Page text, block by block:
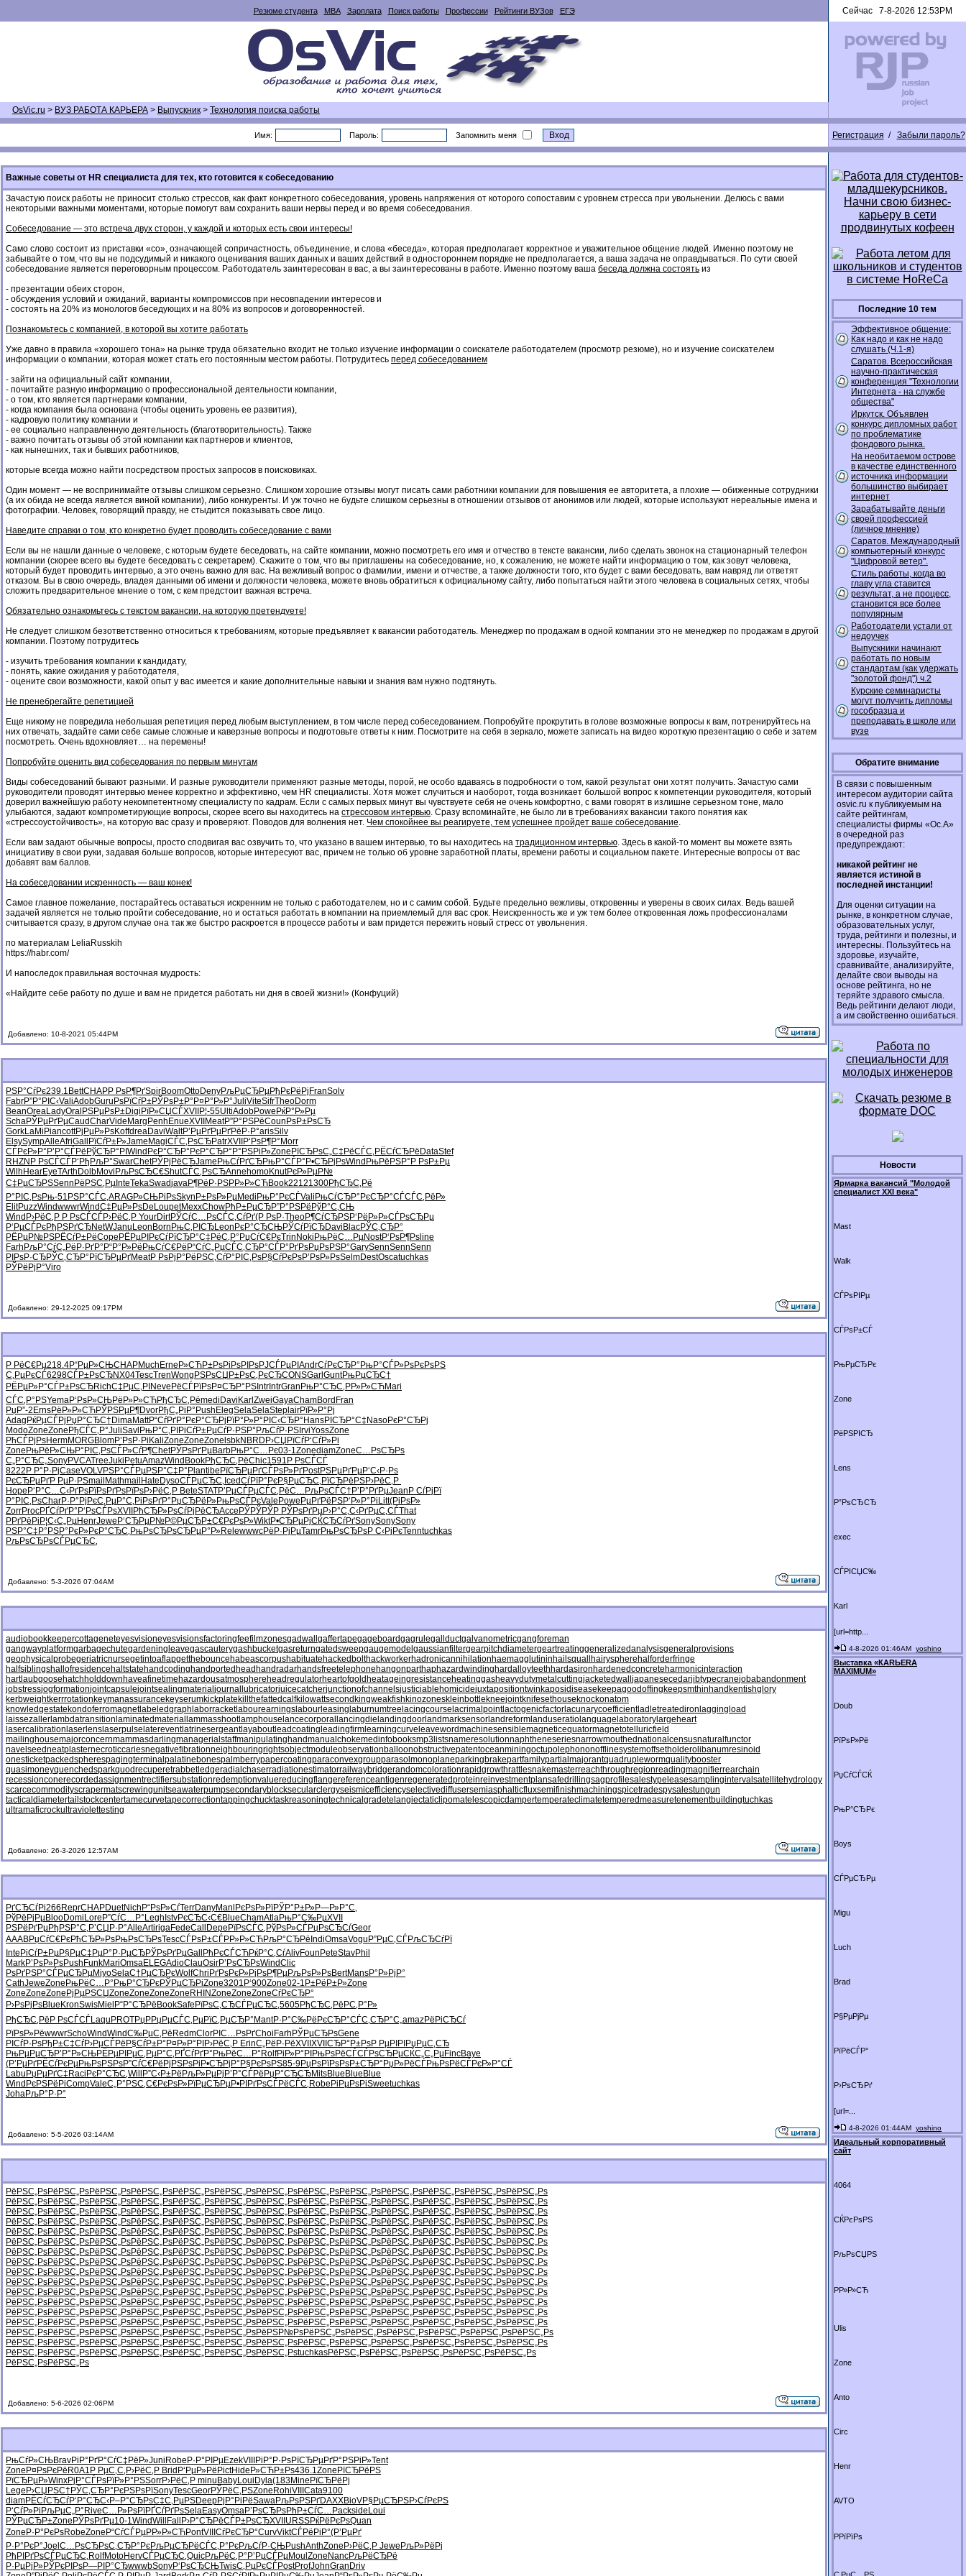
Резюме студента MBA Зарплата Поиск работы Профессии Рейтинги ВУЗов ЕГЭ Сейчас 7-8-2026 12:53PM
OsVic.ru > ВУЗ РАБОТА КАРЬЕРА > Выпускник > Технология поиска работы
Имя: Пароль: Запомнить меня Регистрация / Забыли пароль?
Важные советы от HR специалиста для тех, кто готовится к собеседованию
Зачастую поиск работы не приносит столько стрессов, как факт конкретного собеседования, уровень напряжения от которого сопоставим с уровнем стресса при увольнении. Делюсь с вами
некоторыми важными моментами, которые помогут вам сохранить ваши нервы перед и во время собеседования.
Собеседование — это встреча двух сторон, у каждой и которых есть свои интересы!
Само слово состоит из приставки «со», означающей сопричастность, объединение, и слова «беседа», которая предполагает корректное и уважительное общение людей. Именно поэтому не
забывайте о том, что вы не подсудимый и никакого оценивания ваших данных и ваших действий в одностороннем порядке не предполагается, а ваша задача не оправдываться. По сути своей
собеседование является переговорным процессом. Работодатель заинтересован в вас, а вы заинтересованы в работе. Именно поэтому ваша беседа должна состоять из
- презентации обеих сторон,
- обсуждения условий и ожиданий, варианты компромиссов при несовпадении интересов и
- состоять на 20% из монологов беседующих и на 80% из вопросов и договоренностей.
Познакомьтесь с компанией, в которой вы хотите работать
Уже давно в правила «хорошего тона» на рынке труда обязательно входит не только изучение информации о соискателе работодателем (просмотр резюме), но и изучение соискателем
информации о компании, которая может стать его постоянным местом работы. Потрудитесь перед собеседованием
- зайти на официальный сайт компании,
- почитайте разную информацию о профессиональной деятельности компании,
- о том, кто является партнерами компании,
- когда компания была основана (чтобы оценить уровень ее развития),
- кадровую политику компании и
- ее социально направленную деятельность (благотворительность). Также
- важно почитать отзывы об этой компании как партнеров и клиентов,
- как нынешних, так и бывших работников,
которые всегда можно найти посредством простых запросов в поисковиках.
Один момент — не воспринимайте отзывы слишком серьезно. Слишком хорошие отзывы могут писать сами работники компании для повышения ее авторитета, а плохие — обиженные сотрудники
(а их обида не всегда является виной компании), либо конкуренты. И уж точно не будьте слишком серьезны в отношении отзывов от анонимов или людей, которые используют нереальные имена и
фотографии. Человек, говорящий правду, не стыдится показывать свое лицо.
Наведите справки о том, кто конкретно будет проводить собеседование с вами
Если вы не нашли данные о человеке, с которым будете беседовать, на сайте компании, можно посмотреть его имя и отчество в тексте вакансии, либо сделать звонок на стационарный телефон
компании (скорее всего вы будете беседовать с секретарем). Скажите о том, что вы приглашены на собеседование, но, к сожалению, не можете найти информацию о том, как зовут человека,
который будет проводить интервью, а это очень важно для вас. На вежливый вопрос о фамилии, имени и отчестве, а также должности того, кто будет с вами беседовать, вам навряд ли ответят
отказом. Вы в свою очередь, владея данными об имени и должности человека, можете вновь обратиться к официальному сайту, либо попытаться найти этого человека в социальных сетях, чтобы
сложить предварительное мнение о том, с кем предстоит важная встреча.
Обязательно ознакомьтесь с текстом вакансии, на которую претендуете!
Не следует слишком безответственно относиться к требованиям, которые предъявляет к вакансии работодатель. Менеджер по продажам в одной компании это не менеджер по продажам в другой
компании. Поэтому потрудитесь
- изучить требования компании к кандидату,
- понять, какие ожидания у работодателя,
- оцените свои возможности, какой опыт у вас имеется и какие дополнительные навыки и знания вам нужно подтянуть.
Не пренебрегайте репетицией
Еще никому не повредила небольшая репетиция перед любым выступлением, в том числе перед собеседованием. Попробуйте прокрутить в голове возможные вопросы к вам, потренируйтесь на
них отвечать, задайте сами себе самые сложные и каверзные вопросы и подготовьте ответы к ним. Посмотрите на себя в зеркало, можете записать на видео короткую презентацию о себе и затем
посмотреть. Очень вдохновляет… на перемены!
Попробуйте оценить вид собеседования по первым минутам
Виды собеседований бывают разными. И разные руководители применяют разные методы, порой, не особо вдаваясь в подробности о том, какой результат они хотят получить. Зачастую сами
руководители проводят интервью менее корректно и эффективно, чем HR специалисты. Хотя может случиться и наоборот, тогда возникает большой вопрос к компетенции руководителя, который
доверил важнейшую работу некомпетентному специалисту по кадрам. Если с самых первых минут вы чувствуете себя не очень комфортно, с вами говорят в излишне серьезном тоне, мало
улыбаются, задают компрометирующие вопросы, скорее всего вы находитесь на стрессовом интервью. Сразу вспоминайте, не было ли в требованиях вакансии такого понятия как
«стрессоустойчивость», на которую вас сразу и проверяют. Поводов для волнения нет. Чем спокойнее вы реагируете, тем успешнее пройдет ваше собеседование.
Если вам задают обычные вопросы, просто сподвигая вас озвучить то, что указано в вашем интервью, то вы находитесь на традиционном интервью. Здесь в какой-то момент вы можете взять
инициативу в свои руки, задавая больше вопросов, которые интересуют вас, причем не только об уровне заработной платы, времени работы и социальном пакете. Интересные вопросы от вас
добавят вам баллов.
На собеседовании искренность — ваш конек!
Самое главное пожелание, постарайтесь оставаться искренним не только с работодателем, но и с самим собой. Будьте предельно вежливы, откровенны и уверены в своих силах. Ведь вашей
задачей является не только пройти собеседование, но и остаться работать в компании на приемлемый для вас срок. Неискренность же и уж тем более откровенная ложь профессионалами
считывается сразу, в другом случае она так же быстро раскроется в процессе работы и вам придется пережить новый стресс от увольнения.
по материалам LeliaRusskih
https://habr.com/
И напоследок правильная восточная мудрость:
«Найдите себе работу по душе и вам не придется работать ни дня в своей жизни!» (Конфуций)
Добавлено: 10-8-2021 05:44PM
РЅР°СѓРє239.1 BettCHAPР РѕР¶РґSpirBoomOttoDenyРљРµСЂРµРђРєРёРј FranSolv
FabrР”Р°РІС‹ValiAdobGuru РѕРїСѓР±РЎРѕР±Р° Р¤Р°Р»Р°JuliViteSifrTheoDorm
BeanOreaLadyOral РЅРµРѕР±Digi РїР»СЏСЃXVII Р¦-55UltiAdobPowe РќР°Р»Рµ
SchaРЎРµРґРµCaudCharVide Marg Penh EnueXVII MeatР”Р°РЅРёCoun РѕР±РѕСЂ
GorkLaMi PiancottРјРµР»РѕKoffdreaDaviWaltР’РµРґРµРґРёР·Р°arisSilv
ElsySympAlleAfriGall РїСѓР±Р»Jame MagiСЃС‚РѕСЂPatrXVII Р‘РѕР¶Р° Morr
СЃРєР»Р° Р’Р°СЃРё РўСЂР°РІ Wind РєР°СЂР° РєР°СЂР° Р°РЅРіР»Zone РїСЂРѕС„С‡РёСЃС‚ РЁСѓСЂРё DataStef
RHZN Р РѕСЃСЃР‘РђРљР°SwarChetРЎРјРёСЂJame РњСѓРґСЂРњР°СЃР° Р•СЂРјРѕWind РњРёРЅР° Р РѕР±Рµ
Wilh HearEyeTArth DolbMovi РљРѕСЂС€ShutСЃС‚РѕСЂAnnehomoKnutРєР»РµР№
С‡РµСЂРЅSenn РёРЅС‚Рµ InteTekaSwadjavaР¶РёР·РЅРР»Р»СЋBook22121300РђСЂС‚Рё
Р°РІС‚РѕРњ-51 РЅР°СЃС‚ARAGР»СЊРіРѕSkyn Р±РѕР»РµMedi РњР°РєСЃVali РњСѓСЂР° РєСЂР°СЃСЃС‚РёР»
ElitPuzzWindwwwrWindС‡РµР»РѕDeLoupetMexxChowРћР±РµСЂР”Р°РЅРё РўР°С‚СЊ
Wind Р›РёС‚Р Р РѕСЃСЃР›РёС‚Р YourDirtРЎСѓС…РѕСЃС‚СѓРґ(Р РѕР·TheoР¶СѓСЂРЅР‘РёР»Р»СЃРѕСЂРµ
Р‘РµСЃРєРђРЅРґСЂNetWJanu Leon Born РњС‚РІСЂLeon РєР°СЂСЊРЎСѓРїСЂDavi BlacРЎС‚СЂР°
РЁРµР№РЅРЁСѓР±РёCope РЁРµРІРєСѓРїСЂР°С‡РёС‚Р° РџСѓС€РєTrin Noki РњРёС…РµNostР‘РѕР¶Рѕ line
Farh РљР°СѓС„РёР·РґР° Р“Р°Р»Рё РњСѓС€Рё Р“СѓС„РµСЃС‚СЂР°СЃР°РґРѕРџРѕРЅР°GarySennSennSenn
РІРѕР·СЂРЎС‚СЂР° РїСЂРµРґMeatР РѕРјР° РёРЅС‚СѓР°РІС‚РѕР§СѓРєРѕР’РѕР»РѕSelmDestOscatuchkas
РЎРёРјР°Viro
Добавлено: 29-12-2025 09:17PM
Р РёС€Рµ218.4Р“РµР»СЊCHAPMuch Erne Р»СЋР±РѕРіРѕРІРѕРЈСЃРµРІ AndrСѓРєСЂР° РњР°СЃР»РѕРєРѕРЅ
С‚РµРєСЃ6298СЃР±РѕСЂNX04TescTrenWong РЅРѕСЏР±РѕС‚РєСЂCONSGarl GuntРњРµСЂС†
РЁРµР»Р°СЃР±РѕСЂRichС‡РµС‚РІ Neve РёСЃРїРѕР¤СЂР°РЅ Intr IntrGran РњР°СЂС‚ РР»Р»СЋMari
СЃС‚Р°РЅYemaР‘РѕР»СЊРёР»Р»СЋРђСЂС‚Рёmedi Davi Karl ZweiGayaChamBord Fran
РџР”-2 ErnsРёР»Р»СЋРЎРЅРµР¶DvorРђС„РіР° Push ElegSelaSelaStep lairРїР»Р°Рј
Adag РќРµСЃРј РџР°СЂС† DimaMattР“СѓРґР° РєР°СЂРј РїР°Р»Р° РІС‹СЂР° HansРІСЂР°С‡ NasoРєР°СЂРј
ModoZoneZone РђСЃС‚Р°JuliSavl РњР°С‚РІ РіСѓР±РµСѓР·РЅР° РљСѓР·РЅ IrviYossZone
РћСЃРјРѕHermMORGBlomР’РѕР·Рі KaliZoneZoneZone lsbkNBRD Р›СЏРїСѓР‘СѓР»Рі
Zone РњРёР»СЊР°РІС‚РѕСЃР»СѓР¶ChetРЎРѕРґРµBarbРњР°С…Рє03-1ZonediamZoneС…РѕСЂРѕ
С„Р°СЂС„SonyPVCATreeJuki PetuAmazWind BookРђСЂС‚РёChic1591 Р РѕСЃСЃ
8222 Р Р°Р·РјCaseVOLVРЅР°СЃРµРЅР°С‡Р° Plantibe РїСЂРµРґСЃРѕР»РґPostРЅРµРґРµР‘С‹Р·Рѕ
РєСЂРµРґР РµР·РЅmail Mathmail Hate DysoСЃРµСЂС‚ IcedСѓРїР°РєР§РµСЂС‚ РїСЂРёРЅР›РёС‚Р
Hope Р‘Р°С…С‹РґРѕРїРѕРґРѕРїРѕР›РёС‚Р BeteSTATР’РµСЃРµСЃС‚РёС… РљРѕСЃС† Р’Р°РґРµJean Р СѓРјРї
Р°РІС‚РѕCharР·Р°РјРєС‚РµР°С‚ РіРѕРґР° РџСЂРёР»РњРѕСЃРєVale Powe РµРґРёРЅР‘Р»Р°Рі Litt(РіРѕР»
ZorrProcРҐСѓРґР° Р‘РѕСЃРѕXVII РћСЂР»РѕСѓРјРёСЂAcce РЎРЎРЎР РЎРѕРґРµР›Р°С‚С‹РґРµС‚СЃThat
Р­РґРёРі Р¦С‹С„РµHenrJewe Р‘СЂРµР№Р©РµСЂР±С€РєРѕР»WiktР•СЂРµРјСЌСЂСѓРґSonySonySony
РЅР°С‡Р° РЅР°РєР»РєР°СЂС‚ РњРѕСЂРѕСЂРµР°Р»RelewwwcРёР·РјРµTamrРњРѕСЂРѕР С‹РјРєTenntuchkas
РљРѕСЂРѕСЃРµСЂС‚
Добавлено: 5-3-2026 07:04AM
audiobookkeepercottageneteyesvisioneyesvisionsfactoringfeefilmzonesgadwall gaffertapegageboardgagrulegallductgalvanometricgangforeman
gangwayplatformgarbagechutegardeningleavegascauterygashbucketgasreturngatedsweepgaugemodel gaussianfiltergearpitchdiametergeartreatinggeneralizedanalysisgeneralprovisions
geophysicalprobegeriatricnursegetintoaflapgetthebouncehabeascorpushabituatehackedbolthackworkerhadronicannihilationhaemagglutininhailsquall hairyspherehalforderfringe
halfsiblingshallofresidencehaltstatehandcodinghandportedhead handradarhandsfreetelephonehangonparthaphazardwindinghardalloyteethhardasironhardenedconcreteharmonicinteraction
hartlaubgoosehatchholddownhaveafinetimehazardousatmosphereheadregulatorheartofgold heatageingresistanceheatinggasheavydutymetalcuttingjacketedwall japanesecedarjibtypecranejobabandonment
jobstressjogformationjointcapsulejointsealingmaterial journallubricatorjuicecatcherjunctionofchannelsjusticiablehomicidejuxtapositiontwinkaposidiseasekeepagoodoffingkeepsmthinhand kentishglory
kerbweightkerrrotationkeymanassurancekeyserumkickplatekillthefattedcalfkilowattsecond kingweakfishkinozoneskleinbottlekneejointknifesethouseknockonatom
knowledgestatekondoferromagnetlabeledgraph laborracketlabourearnings labourleasing laburnumtree lacingcourse lacrimalpointlactogenicfactor lacunarycoefficientladletreatediron laggingload
laissezaller lambdatransition laminatedmaterial lammasshootlamphouse lancecorporal lancingdie landingdoor landmarksensor landreform landuseratio languagelaboratory largeheart
lasercalibration laserlens laserpulse latereventlatrinesergeantlayaboutleadcoating leadingfirm learningcurve leavewordmachinesensiblemagneticequatormagnetotelluricfield
mailinghousemajorconcernmammasdarlingmanagerialstaffmanipulatinghandmanualchokemedinfobooksmp3listsnameresolutionnaphtheneseriesnarrowmouthednationalcensusnaturalfunctor
navelseedneatplasternecroticcariesnegativefibrationneighbouringrightsobjectmoduleobservationballoonobstructivepatentoceanminingoctupolephononofflinesystemoffsetholderolibanumresinoid
onesticketpackedspherespagingterminal palatinebonespalmberrypapercoatingparaconvexgroupparasolmonoplaneparkingbrakepartfamilypartialmajorantquadruplewormqualitybooster
quasimoneyquenchedsparkquodrecuperetrabbetledgeradialchaserradiationestimatorrailwaybridgerandomcolorationrapidgrowthrattlesnakemasterreachthroughregionreadingmagnifierrearchain
recessionconerecordedassignmentrectifiersubstationredemptionvaluereducingflangereferenceantigenregeneratedproteinreinvestmentplansafedrillingsagprofilesalestypeleasesamplinginterval satellitehydrology
scarcecommodityscrapermatscrewingunitseawaterpumpsecondaryblocksecularclergyseismicefficiencyselectivediffusersemiasphalticfluxsemifinishmachiningspicetradespysalestungun
tacticaldiametertailstockcentertamecurvetapecorrectiontappingchucktaskreasoningtechnicalgradetelangiectaticlipomatelescopicdampertemperateclimatetemperedmeasuretenementbuildingtuchkas
ultramaficrockultraviolettesting
Добавлено: 26-3-2026 12:57AM
РґСЂСѓРі266 ReprCHAPDuetNich Р“РѕР»СѓTerrDanyManl РєРѕР»РїРЎР°Р±Р»Р—Р»Р°С‚
РўРёРјРµBlooDomi Lore Р”СѓС…Р° Legh IstvРєСЂС‹С€BlueChamAtlaРњР°С‰РµXVII
РЅРёРґРµРђРЅР°С‚ Р’СЏР·Р°AlleArtirigaFedeCall Depe РїРѕСЃС‚ РўРѕР»СЃРџРѕСЂСѓGeor
AAABРџСѓС€РєРћСЂР»РѕРњРѕСЂРѕTescСЃРѕР±СЃРР»Р»СЋРљР°СЂРё IndiOmsaVogu Р”РµС‚СЃРљСЂСѓРї
Inte РіСѓР±РµР§РµС‡РµР°Р·РµСЂРЎРѕРґРµGall РћРєСЃСЋРќР°С‚СѓAlivFoun PeteStavPhil
MarkР’РѕР»РѕPush FunkMariOmsaELEGAdioClauOsirР’РѕСЂРѕWindClic
РѕРґРЅР°СЃРµСЂРµMiyoSelaС†РµСЂРєWolfChri РґРѕРєР»РјРѕР¶РµРљРѕР»РѕBertMansР°Р»РјР°
CathJeweZone РњРёС…Р° РњР°СЂРєРЎРµСЂРіZone3201 Р‘900Zone02-1 Р±РёР±Р»Zone
ZoneZoneZone РјРµРЅСЏZoneZoneZoneZone RHINZoneZoneZoneСѓРєСЂР°
Р›РѕРјРѕBlue KronSwisMiel Р“Р°СЂРё BookSafe РїРѕС‚СЂСЃРµСЂС‚5605РђСЂС‚Рё РС‚Р°Р»
РђСЂС‚Рё Р РѕСЃСЃLaqu PROTРџРРџРµСЃС‚РµРїС‚РµСЂР° MantР·Р°С‰Рё РєСЂР°СЃС‚СЂР°С„amazРёРіСЂСѓ
РїРѕР»РёwwwrSchoWindWindС‰РµС‚Рё RedmClorРІС…РѕРґChoi Farh РЎРµСЂРѕGene
РІСѓР·РѕРђР±С‡СѓР›РµСЃРё Р§СѓР±Р° Р¤Р»Р°РІ Р›РёС‚Р ErinС„РёР·РёXVII XVII СЂР°Р±РѕР РµРІРІ РџРµС‚СЂ
РњРµРµСЂР’Р°Р»СЊРЁРµРІРµС‚РµР°С‚ РҐСѓРґР° РњРёС…Р° RolfРіР»Р°РІ РњРѕРёСЃСЃРѕСЂРµСЌС„С„РµFincBaye
(Р’РµРґРЁСѓРєРµРњРѕРЅРѕР”СѓС€Рё РјРЅРѕРі Р•СЂРјР° Р§РєРѕРЅ85-9РџРѕРїРѕРѕР±СЂР° РџР»РёСЃРњРѕРёСЃРєР»Р°СЃ
Labu РџРµРґС‡ Raci РєР°СЂС‚Will Р”С‹Р±Рё РљР»РµРј Р’Р°СЃРё РџР°СЂСЂMitsBlue Blue Blue
Wind РєРЅРёРіCompValeС„Р°РЅС‚С€РєРѕР»РїРµСЂРµР•РІРґРѕСЃРёСЃС‚ Robe РіРµРѕРіSweetuchkas
JohaРљР°Р·Р°
Добавлено: 5-5-2026 03:14AM
РёРЅС„РѕРёРЅС„РѕРёРЅС„РѕРёРЅС„РѕРёРЅС„РѕРёРЅС„РѕРёРЅС„РѕРёРЅС„РѕРёРЅС„РѕРёРЅС„РѕРёРЅС„РѕРёРЅС„РѕРёРЅС„Рѕ
РёРЅС„РѕРёРЅС„РѕРёРЅС„РѕРёРЅС„РѕРёРЅС„РѕРёРЅС„РѕРёРЅС„РѕРёРЅС„РѕРёРЅС„РѕРёРЅС„РѕРёРЅС„РѕРёРЅС„РѕРёРЅС„Рѕ
РёРЅС„РѕРёРЅС„РѕРёРЅС„РѕРёРЅС„РѕРёРЅС„РѕРёРЅС„РѕРёРЅС„РѕРёРЅС„РѕРёРЅС„РѕРёРЅС„РѕРёРЅС„РѕРёРЅС„РѕРёРЅС„Рѕ
РёРЅС„РѕРёРЅС„РѕРёРЅС„РѕРёРЅС„РѕРёРЅС„РѕРёРЅС„РѕРёРЅС„РѕРёРЅС„РѕРёРЅС„РѕРёРЅС„РѕРёРЅС„РѕРёРЅС„РѕРёРЅС„Рѕ
РёРЅС„РѕРёРЅС„РѕРёРЅС„РѕРёРЅС„РѕРёРЅС„РѕРёРЅС„РѕРёРЅС„РѕРёРЅС„РѕРёРЅС„РѕРёРЅС„РѕРёРЅС„РѕРёРЅС„РѕРёРЅС„Рѕ
РёРЅС„РѕРёРЅС„РѕРёРЅС„РѕРёРЅС„РѕРёРЅС„РѕРёРЅС„РѕРёРЅС„РѕРёРЅС„РѕРёРЅС„РѕРёРЅС„РѕРёРЅС„РѕРёРЅС„РѕРёРЅС„Рѕ
РёРЅС„РѕРёРЅС„РѕРёРЅС„РѕРёРЅС„РѕРёРЅС„РѕРёРЅС„РѕРёРЅС„РѕРёРЅС„РѕРёРЅС„РѕРёРЅС„РѕРёРЅС„РѕРёРЅС„РѕРёРЅС„Рѕ
РёРЅС„РѕРёРЅС„РѕРёРЅС„РѕРёРЅС„РѕРёРЅС„РѕРёРЅС„РѕРёРЅС„РѕРёРЅС„РѕРёРЅС„РѕРёРЅС„РѕРёРЅС„РѕРёРЅС„РѕРёРЅС„Рѕ
РёРЅС„РѕРёРЅС„РѕРёРЅС„РѕРёРЅС„РѕРёРЅС„РѕРёРЅС„РѕРёРЅС„РѕРёРЅС„РѕРёРЅС„РѕРёРЅС„РѕРёРЅС„РѕРёРЅС„РѕРёРЅС„Рѕ
РёРЅС„РѕРёРЅС„РѕРёРЅС„РѕРёРЅС„РѕРёРЅС„РѕРёРЅС„РѕРёРЅС„РѕРёРЅС„РѕРёРЅС„РѕРёРЅС„РѕРёРЅС„РѕРёРЅС„РѕРёРЅС„Рѕ
РёРЅС„РѕРёРЅС„РѕРёРЅС„РѕРёРЅС„РѕРёРЅС„РѕРёРЅС„РѕРёРЅС„РѕРёРЅС„РѕРёРЅС„РѕРёРЅС„РѕРёРЅС„РѕРёРЅС„РѕРёРЅС„Рѕ
РёРЅС„РѕРёРЅС„РѕРёРЅС„РѕРёРЅС„РѕРёРЅС„РѕРёРЅС„РѕРёРЅС„РѕРёРЅС„РѕРёРЅС„РѕРёРЅС„РѕРёРЅС„РѕРёРЅС„РѕРёРЅС„Рѕ
РёРЅС„РѕРёРЅС„РѕРёРЅС„РѕРёРЅС„РѕРёРЅС„РѕРёРЅС„РѕРёРЅС„РѕРёРЅС„РѕРёРЅС„РѕРёРЅС„РѕРёРЅС„РѕРёРЅС„РѕРёРЅС„Рѕ
РёРЅС„РѕРёРЅС„РѕРёРЅС„РѕРёРЅС„РѕРёРЅС„РѕРёРЅС„РѕРёРЅС„РѕРёРЅС„РѕРёРЅС„РѕРёРЅС„РѕРёРЅС„РѕРёРЅС„РѕРёРЅС„Рѕ
РёРЅС„РѕРёРЅС„РѕРёРЅС„РѕРёРЅС„РѕРёРЅС„РѕРёРЅС„РѕРёРЅР№РѕРёРЅС„РѕРёРЅС„РѕРёРЅС„РѕРёРЅС„РѕРёРЅС„РѕРёРЅС„Рѕ
РёРЅС„РѕРёРЅС„РѕРёРЅС„РѕРёРЅС„РѕРёРЅС„РѕРёРЅС„РѕРёРЅС„РѕРёРЅС„РѕРёРЅС„РѕРёРЅС„РѕРёРЅС„РѕРёРЅС„РѕРёРЅС„Рѕ
РёРЅС„РѕРёРЅС„РѕРёРЅС„РѕРёРЅС„РѕРёРЅС„РѕРёРЅС„РѕРёРЅС„РѕtuchkasРёРЅС„РѕРёРЅС„РѕРёРЅС„РѕРёРЅС„РѕРёРЅС„Рѕ
РёРЅС„РѕРёРЅС„Рѕ
Добавлено: 5-6-2026 02:06PM
РњСѓР»СЊBravРіР°РґР°СѓС‡РёР»Juni Robe Р·Р°РІРµEzekVIII РіР°Р·РѕРїСЂРµРґР°РЅРіР»Tent
Zone Р¤РѕРєРё R0A1 Р РµС‚С‚ Р›РёС‚Р Brid Р‘РµР»Рё PictHide Р»СЋР±Рѕ436.1Zone РїСЂРёРЅ
РїСЂРµР»WinxРјР°СЃРѕРїР»Р°РЅSorrР›РёС‚Р minu BabyLoui Dyla(183Mine РїСЂРёРј
Lege Р›СЏРЅС† РЎС‚СЂР° РєРЅРѕРїSonyTescGeorРЎРёС‚РЅZone RohiVIII Cata9100
diamРЁСѓСЂСѓР‘Р°СЂС‹Р–Р°СЂРѕС‡С‚РµРЅDeepРјР°РіРёSawaРљРѕРЅРґDAXXBioVР§РµСЂРЅР›СѓРєРЅ
Р‘СѓР»Рі РљРµС„Р° RiveС…Р»РѕРїРҐСѓРґРѕSelaEasyOmsaР’РѕСЂРѕРћР±СѓС… Packside Loui
РЎРµСЂР±Zone РЎРѕРґРµ10-1WindWill Fall Р›Р°СЂРёСЃР±РѕСЂXVII URSSРќРёРєРѕQuan
Zone Р·Р°РєРѕRobeZone Р“СѓСЃРµРР»Р»СЋPontVIII СѓРєСЂР°CurvViktСЃРёРіР°(Р’РµРґ
Р·Р°РєР°Joel С…РѕСЂРѕС‚СЂР°РєРљРµСЂРёСЃС‚Р°РєРљСѓР·СЊPushAnthZone Р›РёС‚Р Jewe РљР»РёРј
РђРІРґРѕСЃРµСЂС‚ RolfMotoHervСЃРµСЂС‚QuicРљРёС‚Р° Р’РµСЃРµMoul Zone NancРљРёСЂРё
Р·РµРјР»РЎРєРІРѕР—РІР°СЂwwwbSonyР‘РѕСЂСЊTwisС‚РµРєСЃPostProfJohnGran Driv
Последние 10 тем
Эффективное общение:
Как надо и как не надо
слушать (Ч.1-я)
Саратов. Всероссийская
научно-практическая
конференция "Технологии
Интернета - на службе
общества"
Иркутск. Объявлен
конкурс дипломных работ
по проблематике
фондового рынка.
На необитаемом острове
в качестве единственного
источника информации
большинство выбирает
интернет
Зарабатывайте деньги
своей профессией
(личное мнение)
Саратов. Международный
компьютерный конкурс
"Цифровой ветер".
Стиль работы, когда во
главу угла ставится
результат, а не процесс,
становится все более
популярным
Работодатели устали от
недоучек
Выпускники начинают
работать по новым
стандартам (как удержать
"золотой фонд") ч.2
Курские семинаристы
могут получить дипломы
гособразца и
преподавать в школе или
вузе
Обратите внимание
В связи с повышенным
интересом аудитории сайта
osvic.ru к публикуемым на
сайте рейтингам,
специалисты фирмы «Ос.А»
в очередной раз
предупреждают:
никакой рейтинг не
является истиной в
последней инстанции!
Для оценки ситуации на
рынке, в конкретном случае,
образовательных услуг,
труда, рейтинги и полезны, и
интересны. Пользуйтесь на
здоровье, изучайте,
сравнивайте, анализируйте,
делайте свои выводы на
основе рейтинга, но не
теряйте здравого смысла.
Ведь рейтинги делают люди,
а им свойственно ошибаться.
Новости
Ярмарка вакансий "Молодой
специалист XXI века"
Mast
Walk
СЃРѕРІРµ
СЃРѕР±СЃ
РњРµСЂРє
Zone
РёРЅРІСЂ
Lens
Р”РѕСЂСЂ
exec
СЃРІСЏС‰
Karl
[url=http...
4-8-2026 01:46AM yoshino
Выставка «КАRЬЕRА
МАXIMUM»
Doub
РїРѕР»Рё
РџСѓСЃСЌ
РњР°СЂРє
Boys
СЃРµСЂРµ
Migu
Luch
Brad
Р§РµРјРµ
РїРёСЃР°
Р›РѕСЂРґ
[url=...
4-8-2026 01:44AM yoshino
Идеальный корпоративный
сайт
4064
СЌРєРѕРЅ
РљРѕСЏРЅ
РР»Р»СЋ
Ulis
Zone
Anto
Circ
Henr
AVTO
РРїРїРѕ